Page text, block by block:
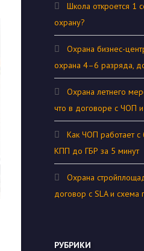
Школа откроется 1
охрану?
Охрана бизнес-
охрана 4–6 разряда,
Охрана летнего
что в договоре с ЧОП и
Как ЧОП работает с
КПП до ГБР за 5 минут
Охрана
договор с SLA и
РУБРИКИ